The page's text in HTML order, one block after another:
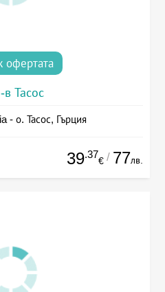
офертата
в Тасос
- о. Тасос, Гърция
39.37
€ / 77лв.